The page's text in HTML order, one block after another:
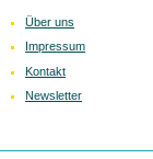
Über uns
Impressum
Kontakt
Newsletter